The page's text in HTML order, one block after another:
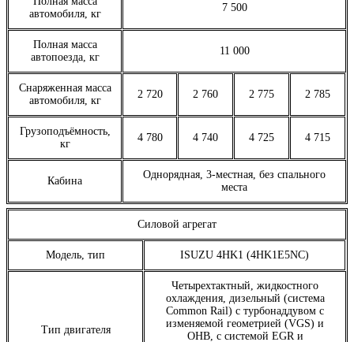
автомобиля, кг
7 500
Полная масса
автопоезда, кг
11 000
Снаряженная масса
автомобиля, кг
2 720 2 760 2 775 2 785
Грузоподъёмность,
кг
4 780 4 740 4 725 4 715
Кабина
Однорядная, 3-местная, без спального
места
Силовой агрегат
Модель, тип ISUZU 4HK1 (4HK1E5NC)
Тип двигателя
Четырехтактный, жидкостного
охлаждения, дизельный (система
Common Rail) с турбонаддувом с
изменяемой геометрией (VGS) и
OHB, с системой EGR и